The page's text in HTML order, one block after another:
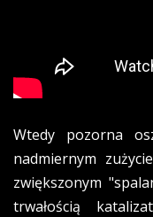
Wtedy pozorna
nadmiernym
zwiększonym
trwałością